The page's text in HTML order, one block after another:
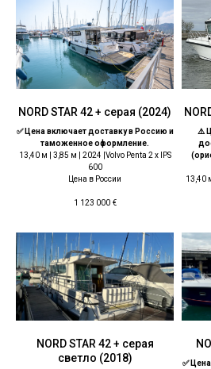
NORD STAR 42 + серая (2024)
✅ Цена включает доставку в Россию и
таможенное оформление.
13,40 м | 3,85 м | 2024 |Volvo Penta 2 x IPS
600
Цена в России
1 123 000 €
⚠️
13,40
NORD STAR 42 + серая
светло (2018)
✅